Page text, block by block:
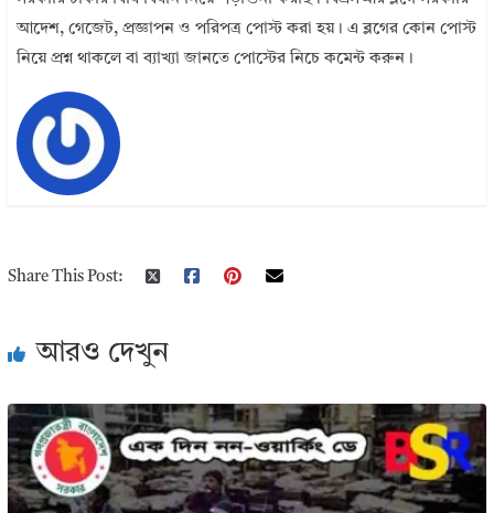
আদেশ, গেজেট, প্রজ্ঞাপন ও পরিপত্র পোস্ট করা হয়। এ ব্লগের কোন পোস্ট
নিয়ে প্রশ্ন থাকলে বা ব্যাখ্যা জানতে পোস্টের নিচে কমেন্ট করুন।
Share This Post:
আরও দেখুন